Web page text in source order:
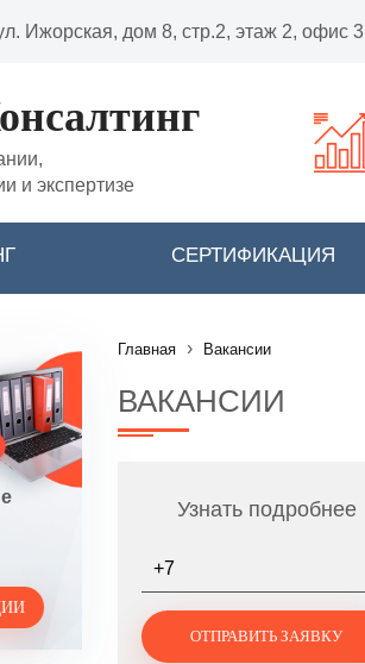
Ижорская, дом 8, стр.2, этаж 2, офис 3
и экспертизе
СЕРТИФИКАЦИЯ
Главная › Вакансии
ВАКАНСИИ
Узнать подробнее
Телефон